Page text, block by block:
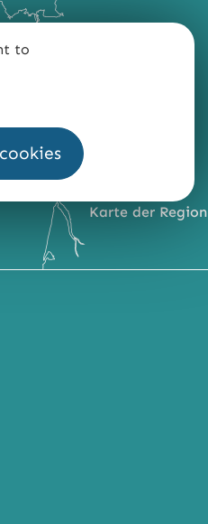
to
Karte der Region